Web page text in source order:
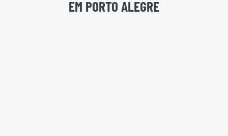
EM PORTO ALEGRE